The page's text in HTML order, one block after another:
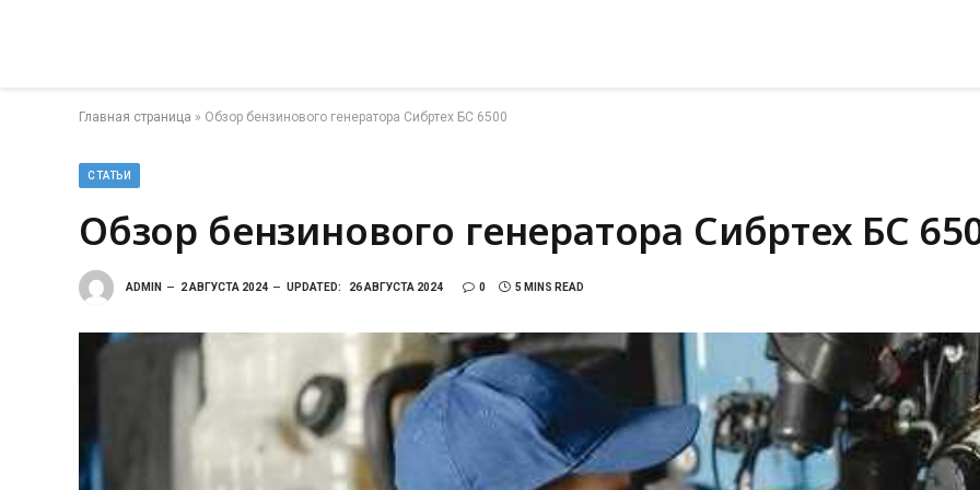
Главная страница » Обзор бензинового генератора Сибртех БС 6500
СТАТЬИ
Обзор бензинового генератора Сибртех БС
ADMIN 2 АВГУСТА 2024 UPDATED: 26 АВГУСТА 2024 0 5 MINS READ